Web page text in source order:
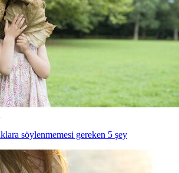
söylenmemesi gereken 5 şey